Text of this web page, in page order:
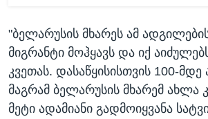
"ბელარუსის მხარეს ამ
მიგრანტი მოჰყავს და იქ
კვეთას. დასაწყისისთვის 100-მდე
მაგრამ ბელარუსის მხარემ ახლა
მეტი ადამიანი გადმოიყვანა